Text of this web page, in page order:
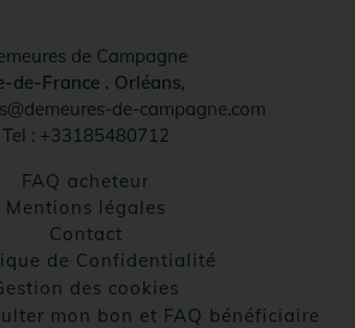
de Campagne
de-France . Orléans,
de-campagne.com
Tel : +33185480712
FAQ acheteur
Mentions légales
contact
de Confidentialité
des cookies
mon bon et FAQ bénéficiaire